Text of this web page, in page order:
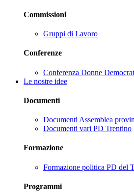
Commissioni
Gruppi di Lavoro
Conferenze
Conferenza Donne
Le nostre idee
Documenti
Documenti Assemblea
Documenti vari PD Trentino
Formazione
Formazione politica PD del
Programmi